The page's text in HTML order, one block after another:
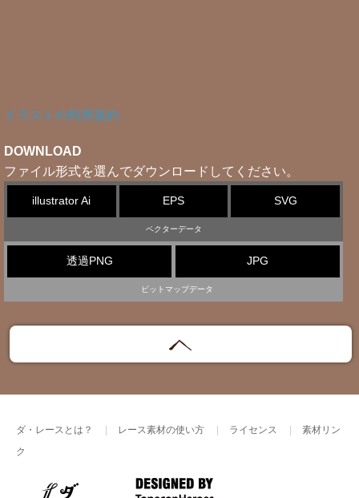
イラストの利用規約
DOWNLOAD
ファイル形式を選んでダウンロードしてください。
illustrator Ai EPS SVG
ベクターデータ
透過PNG JPG
ビットマップデータ
ダ・レースとは？ レース素材の使い方 ライセンス
素材リン
ク